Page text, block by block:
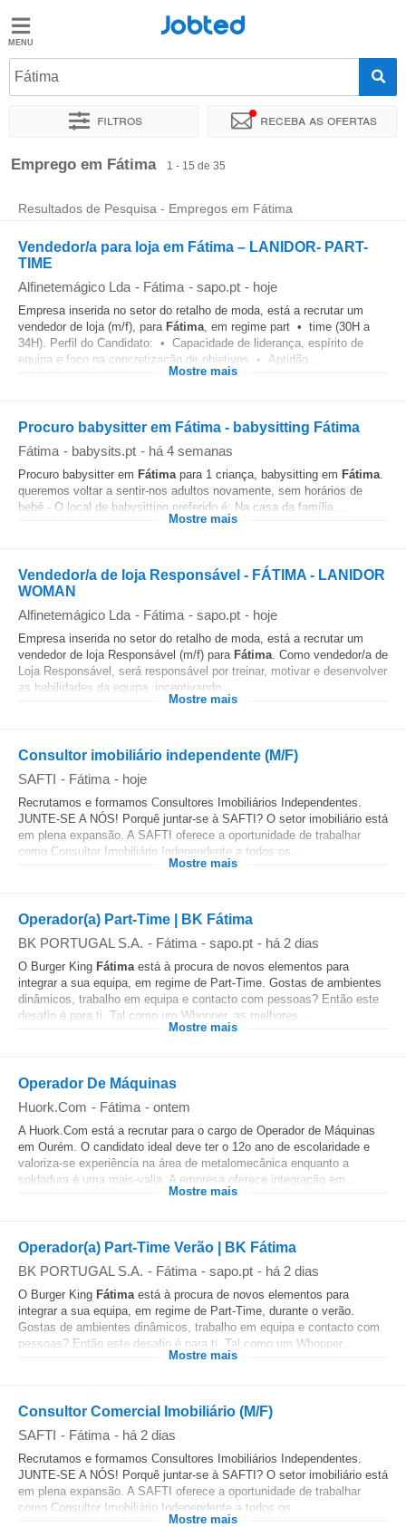
Jobted
Empregos
Salários
Jobted
Fátima
Filtros Receba as ofertas
Ordenar por Localidade exata
Emprego em Fátima 1 - 15 de 35
Resultados de Pesquisa - Empregos em Fátima
Vendedor/a para loja em Fátima – LANIDOR- PART-
TIME
Alfinetemágico Lda - Fátima - sapo.pt - hoje
Empresa inserida no setor do retalho de moda, está a recrutar um
vendedor de loja (m/f), para Fátima, em regime part • time (30H a
34H). Perfil do Candidato: • Capacidade de liderança, espírito de
equipa e foco na concretização de objetivos • Aptidão...
Mostre mais
Procuro babysitter em Fátima - babysitting Fátima
Fátima - babysits.pt - há 4 semanas
Procuro babysitter em Fátimapara 1 criança, babysitting em Fátima.
queremos voltar a sentir-nos adultos novamente, sem horários de
bebé - O local de babysitting preferido é: Na casa da família....
Mostre mais
Vendedor/a de loja Responsável - FÁTIMA - LANIDOR
WOMAN
Alfinetemágico Lda - Fátima - sapo.pt - hoje
Empresa inserida no setor do retalho de moda, está a recrutar um
vendedor de loja Responsável (m/f) para Fátima. Como vendedor/a de
Loja Responsável, será responsável por treinar, motivar e desenvolver
as habilidades da equipa, incentivando...
Mostre mais
Consultor imobiliário independente (M/F)
SAFTI - Fátima - hoje
Recrutamos e formamos Consultores Imobiliários Independentes.
JUNTE-SE A NÓS! Porquê juntar-se à SAFTI? O setor imobiliário está
em plena expansão. A SAFTI oferece a oportunidade de trabalhar
como Consultor Imobiliário Independente a todos os...
Mostre mais
Operador(a) Part-Time | BK Fátima
BK PORTUGAL S.A. - Fátima - sapo.pt - há 2 dias
O Burger King Fátimaestá à procura de novos elementos para
integrar a sua equipa, em regime de Part-Time. Gostas de ambientes
dinâmicos, trabalho em equipa e contacto com pessoas? Então este
desafio é para ti. Tal como um Whopper, as melhores...
Mostre mais
Operador De Máquinas
Huork.Com - Fátima - ontem
A Huork.Com está a recrutar para o cargo de Operador de Máquinas
em Ourém. O candidato ideal deve ter o 12o ano de escolaridade e
valoriza-se experiência na área de metalomecânica enquanto a
soldadura é uma mais-valia. A empresa oferece integração em...
Mostre mais
Operador(a) Part-Time Verão | BK Fátima
BK PORTUGAL S.A. - Fátima - sapo.pt - há 2 dias
O Burger King Fátimaestá à procura de novos elementos para
integrar a sua equipa, em regime de Part-Time, durante o verão.
Gostas de ambientes dinâmicos, trabalho em equipa e contacto com
pessoas? Então este desafio é para ti. Tal como um Whopper...
Mostre mais
Consultor Comercial Imobiliário (M/F)
SAFTI - Fátima - há 2 dias
Recrutamos e formamos Consultores Imobiliários Independentes.
JUNTE-SE A NÓS! Porquê juntar-se à SAFTI? O setor imobiliário está
em plena expansão. A SAFTI oferece a oportunidade de trabalhar
como Consultor Imobiliário Independente a todos os...
Mostre mais